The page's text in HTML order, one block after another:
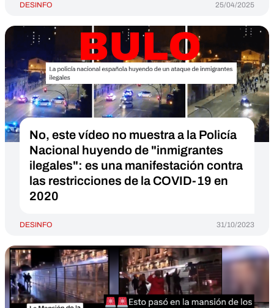
DESINFO 25/04/2025
No, este vídeo no muestra a la Policía
Nacional huyendo de "inmigrantes
ilegales": es una manifestación contra
las restricciones de la COVID-19 en
2020
DESINFO 31/10/2023